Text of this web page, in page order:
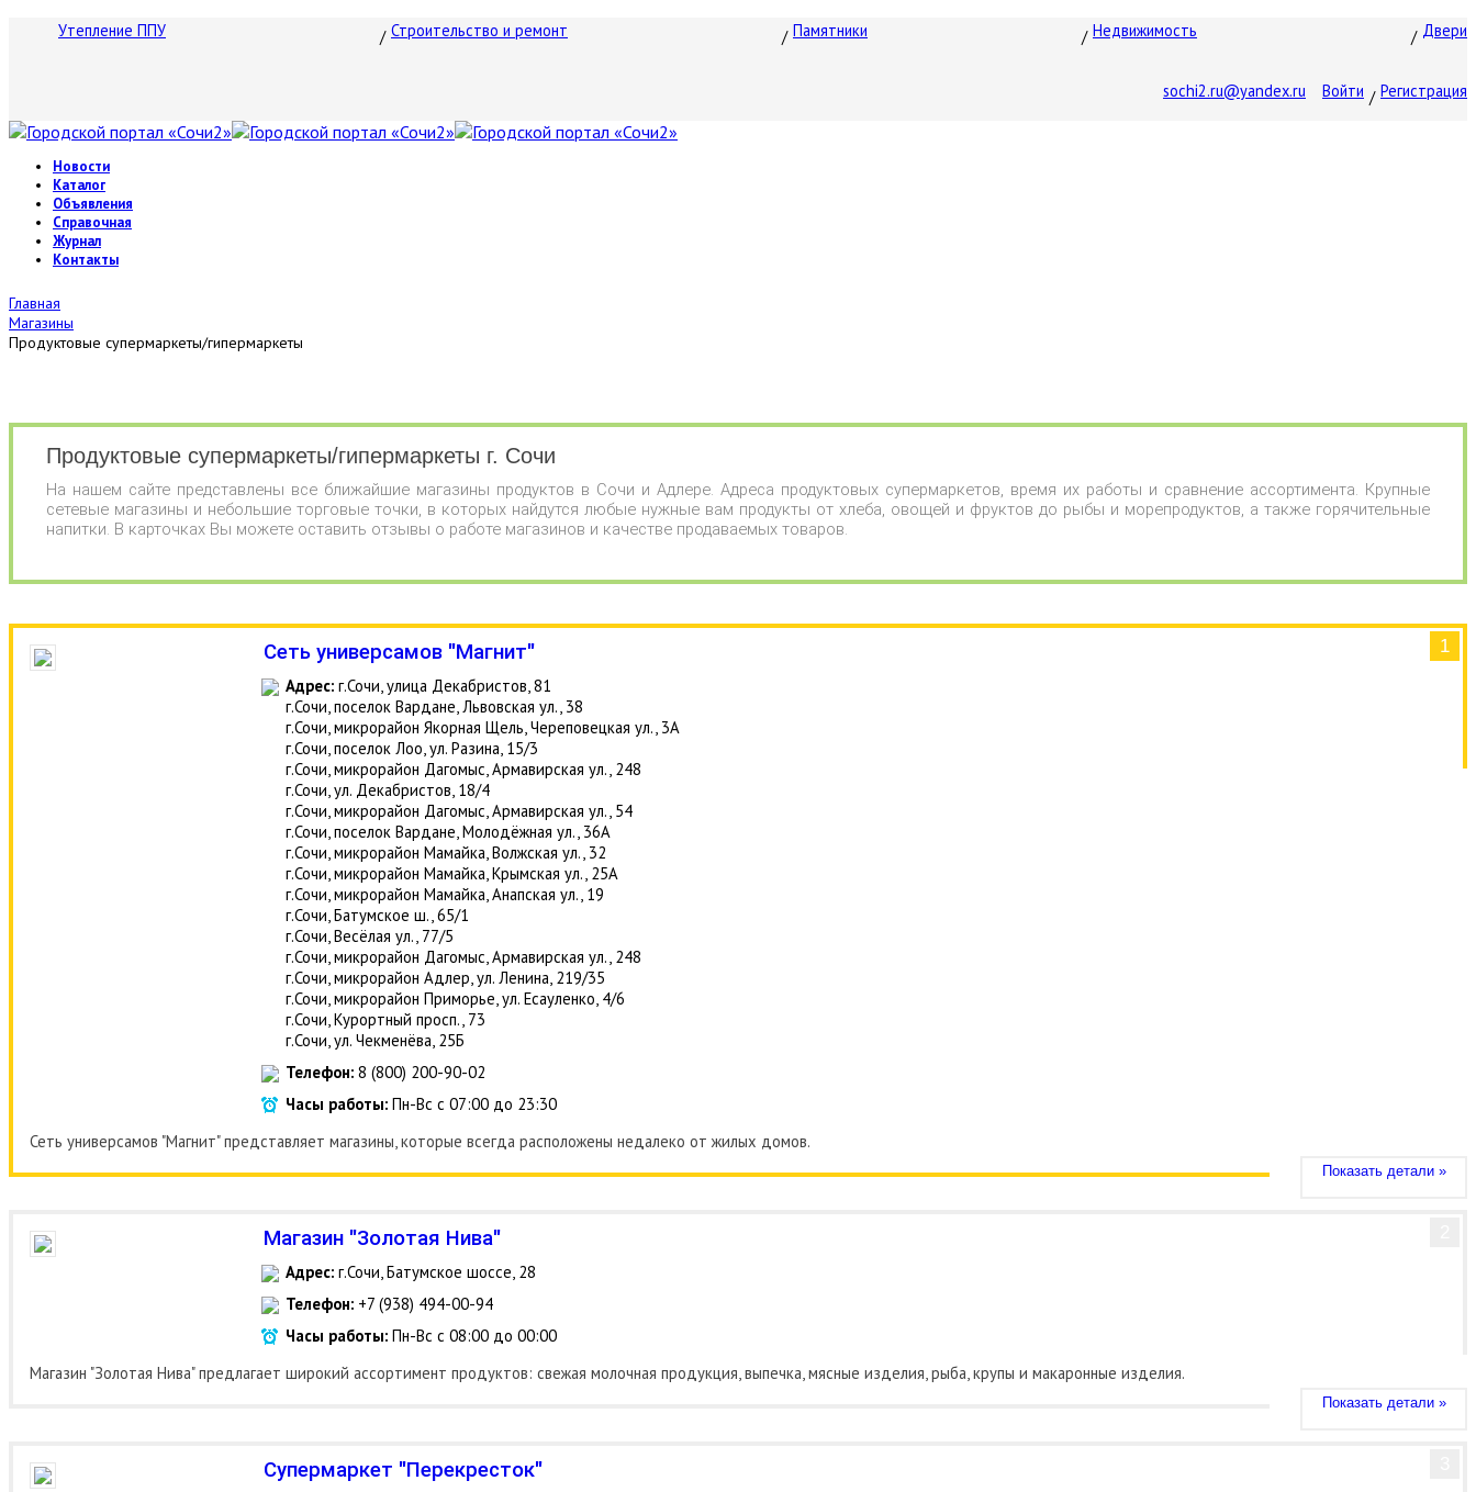
Утепление ППУ Строительство и ремонт Памятники Недвижимость Двери
sochi2.ru@yandex.ru Войти Регистрация
Новости
Каталог
Объявления
Справочная
Журнал
Контакты
Главная
Магазины
Продуктовые супермаркеты/гипермаркеты
Продуктовые супермаркеты/гипермаркеты г. Сочи
На нашем сайте представлены все ближайшие магазины продуктов в Сочи и Адлере. Адреса продуктовых супермаркетов, время их работы и сравнение ассортимента. Крупные
сетевые магазины и небольшие торговые точки, в которых найдутся любые нужные вам продукты от хлеба, овощей и фруктов до рыбы и морепродуктов, а также горячительные
напитки. В карточках Вы можете оставить отзывы о работе магазинов и качестве продаваемых товаров.
1
Сеть универсамов "Магнит"
Адрес: г.Сочи, улица Декабристов, 81
г.Сочи, поселок Вардане, Львовская ул., 38
г.Сочи, микрорайон Якорная Щель, Череповецкая ул., 3А
г.Сочи, поселок Лоо, ул. Разина, 15/3
г.Сочи, микрорайон Дагомыс, Армавирская ул., 248
г.Сочи, ул. Декабристов, 18/4
г.Сочи, микрорайон Дагомыс, Армавирская ул., 54
г.Сочи, поселок Вардане, Молодёжная ул., 36А
г.Сочи, микрорайон Мамайка, Волжская ул., 32
г.Сочи, микрорайон Мамайка, Крымская ул., 25А
г.Сочи, микрорайон Мамайка, Анапская ул., 19
г.Сочи, Батумское ш., 65/1
г.Сочи, Весёлая ул., 77/5
г.Сочи, микрорайон Дагомыс, Армавирская ул., 248
г.Сочи, микрорайон Адлер, ул. Ленина, 219/35
г.Сочи, микрорайон Приморье, ул. Есауленко, 4/6
г.Сочи, Курортный просп., 73
г.Сочи, ул. Чекменёва, 25Б
Телефон: 8 (800) 200-90-02
Часы работы: Пн-Вс с 07:00 до 23:30
Сеть универсамов "Магнит" представляет магазины, которые всегда расположены недалеко от жилых домов.
Показать детали »
Магазин "Золотая Нива"
Адрес: г.Сочи, Батумское шоссе, 28
Телефон: +7 (938) 494-00-94
Часы работы: Пн-Вс с 08:00 до 00:00
Магазин "Золотая Нива" предлагает широкий ассортимент продуктов: свежая молочная продукция, выпечка, мясные изделия, рыба, крупы и макаронные изделия.
Показать детали »
Супермаркет "Перекресток"